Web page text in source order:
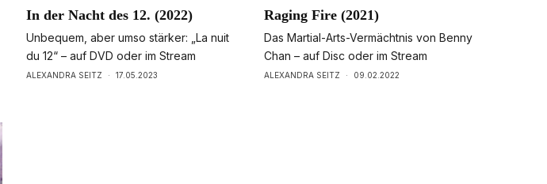
In der Nacht des 12. (2022)
Unbequem, aber umso stärker: „La nuit
du 12“ – auf DVD oder im Stream
ALEXANDRA SEITZ · 17.05.2023
Raging Fire (2021)
Das Martial-Arts-Vermächtnis von Benny
Chan – auf Disc oder im Stream
ALEXANDRA SEITZ · 09.02.2022